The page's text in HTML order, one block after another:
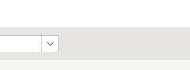
toon opties